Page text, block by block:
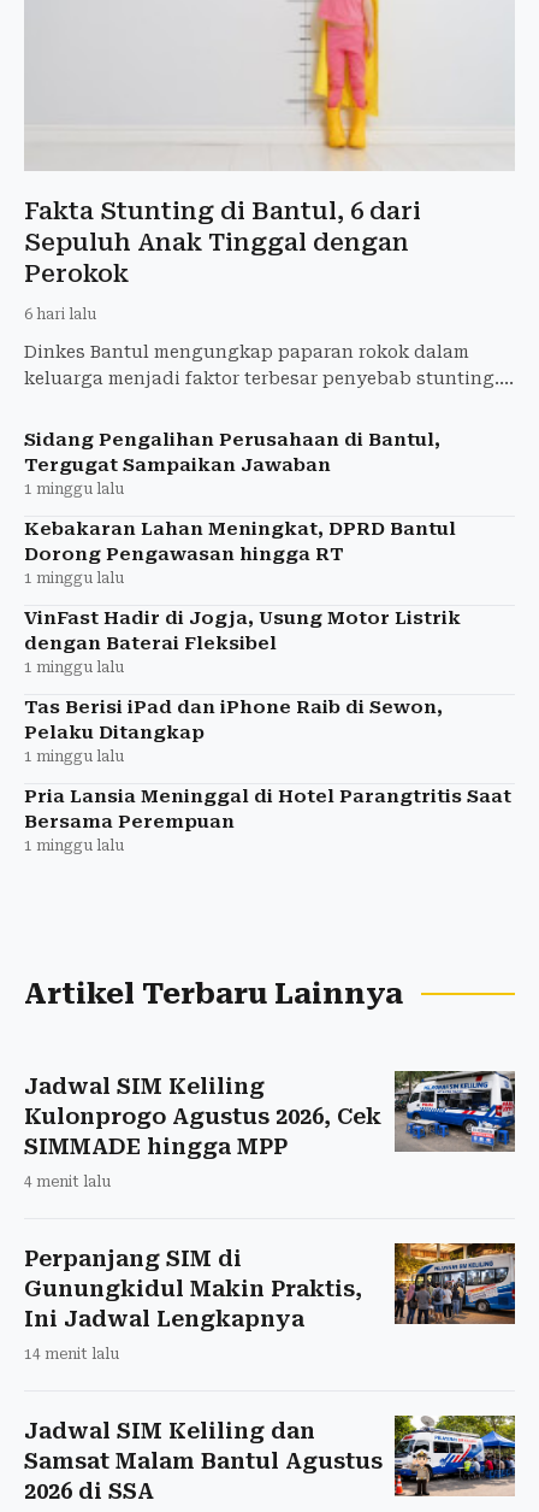
Fakta Stunting di Bantul, 6 dari
Sepuluh Anak Tinggal dengan
Perokok
6 hari lalu
Dinkes Bantul mengungkap paparan rokok dalam
keluarga menjadi faktor terbesar penyebab stunting.
tantangan masih
Sidang Pengalihan Perusahaan di Bantul,
Tergugat Sampaikan Jawaban
1 minggu lalu
Kebakaran Lahan Meningkat, DPRD Bantul
Dorong Pengawasan hingga RT
1 minggu lalu
VinFast Hadir di Jogja, Usung Motor Listrik
dengan Baterai Fleksibel
1 minggu lalu
Tas Berisi iPad dan iPhone Raib di Sewon,
Pelaku Ditangkap
1 minggu lalu
Pria Lansia Meninggal di Hotel Parangtritis Saat
Bersama Perempuan
1 minggu lalu
Artikel Terbaru Lainnya
Jadwal SIM Keliling
Kulonprogo Agustus 2026, Cek
SIMMADE hingga MPP
4 menit lalu
Perpanjang SIM di
Gunungkidul Makin Praktis,
Ini Jadwal Lengkapnya
14 menit lalu
Jadwal SIM Keliling dan
Samsat Malam Bantul Agustus
2026 di SSA